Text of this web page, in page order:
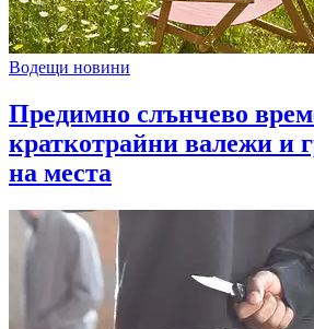
Водещи новини
Предимно слънчево
краткотрайни валежи и
на места